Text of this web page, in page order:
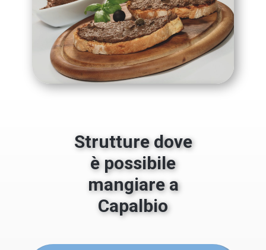
Strutture dove
è possibile
mangiare a
Capalbio